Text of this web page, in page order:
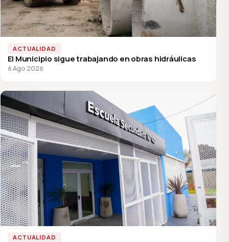
ACTUALIDAD
El Municipio sigue trabajando en obras hidráulicas
6 Ago 2026
ACTUALIDAD